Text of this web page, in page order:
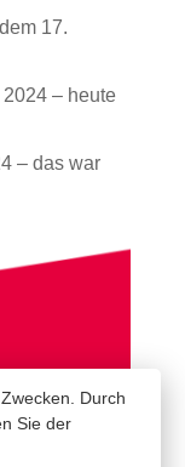
17.
– heute
– das war
Durch
Sie der